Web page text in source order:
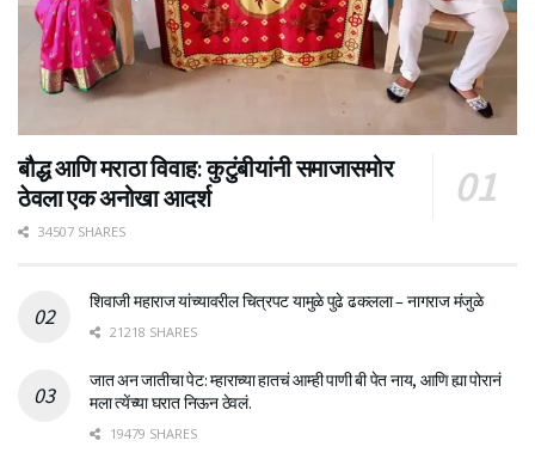
बौद्ध आणि मराठा विवाह: कुटुंबीयांनी समाजासमोर
ठेवला एक अनोखा आदर्श
34507 SHARES
शिवाजी महाराज यांच्यावरील चित्रपट यामुळे पुढे ढकलला – नागराज मंजुळे
21218 SHARES
जात अन जातीचा पेट: म्हाराच्या हातचं आम्ही पाणी बी पेत नाय, आणि ह्या पोरानं
मला त्येंच्या घरात निऊन ठेवलं.
19479 SHARES